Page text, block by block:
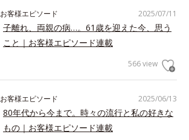
2025/07/11
お客様エピソード
子離れ、両親の病…。61歳を迎えた今、思う
こと｜お客様エピソード連載
566 view
2025/06/13
お客様エピソード
80年代から今まで。時々の流行と私の好きな
もの｜お客様エピソード連載